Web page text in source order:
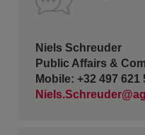
Niels Schreuder
Public Affairs &
Mobile: +32 497 621